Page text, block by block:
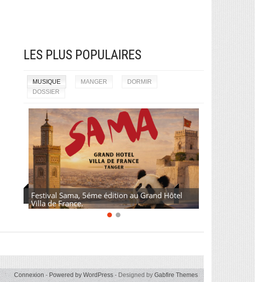
LES PLUS POPULAIRES
MUSIQUE MANGER
DORMIR
DOSSIER
Festival Sama, 5éme édition au Grand Hôtel
Villa de France.
Connexion- Powered by WordPress- Designed byGabfire Themes